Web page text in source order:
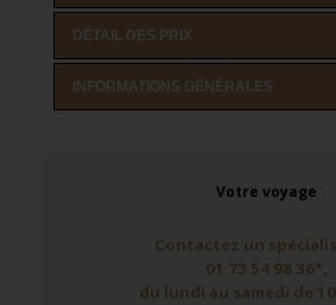
DÉTAIL DES PRIX
INFORMATIONS GÉNÉRALES
Votre voyage
Contactez un
01 73 54 98 36*,
du lundi au samedi de